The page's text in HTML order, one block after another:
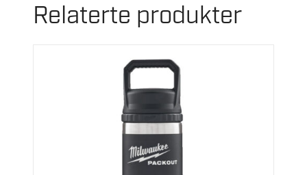
Relaterte produkter